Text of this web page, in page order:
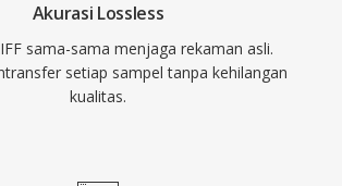
Akurasi Lossless
sama-sama menjaga rekaman asli.
setiap sampel tanpa kehilangan
kualitas.